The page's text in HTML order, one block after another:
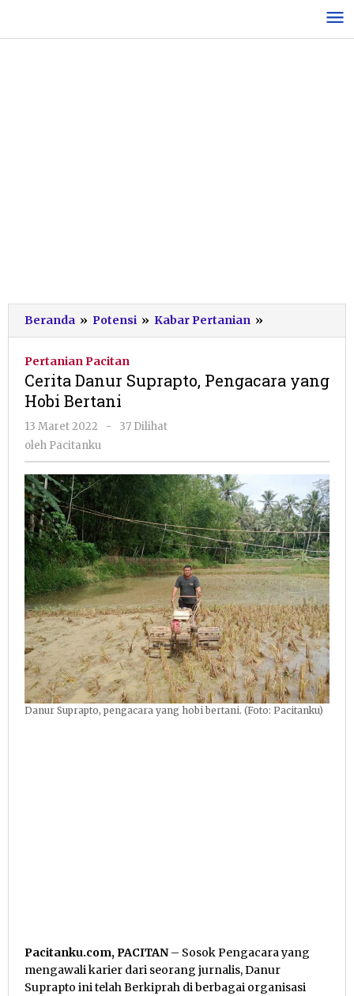
konten
Beranda » Potensi » Kabar Pertanian »
Danur
yang
Pertanian Pacitan
Cerita Danur Suprapto, Pengacara yang
Hobi Bertani
13 Maret 2022
oleh
-
37 Dilihat
oleh Pacitanku
Danur Suprapto, pengacara yang hobi bertani. (Foto: Pacitanku)
Pacitanku.com, PACITAN – Sosok Pengacara yang
mengawali karier dari seorang jurnalis, Danur
Suprapto ini telah Berkiprah di berbagai organisasi